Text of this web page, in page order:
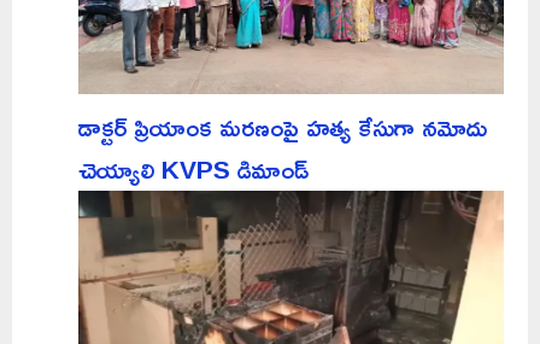
డాక్టర్ ప్రియాంక మరణంపై హత్య కేసుగా నమోదు
చెయ్యాలి KVPS డిమాండ్